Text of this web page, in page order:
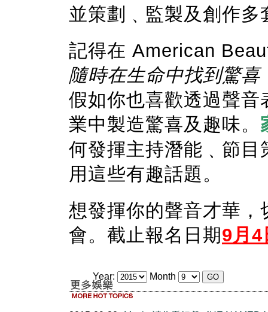
並策劃﹑監製及創作
記得在 American
隨時在生命中找到驚
假如你也喜歡透過聲
業中製造驚喜及趣味。
何發揮主持潛能﹑節
用這些有趣話題。
想發揮你的聲音才華
會。截止報名日期9月4
Year: Month